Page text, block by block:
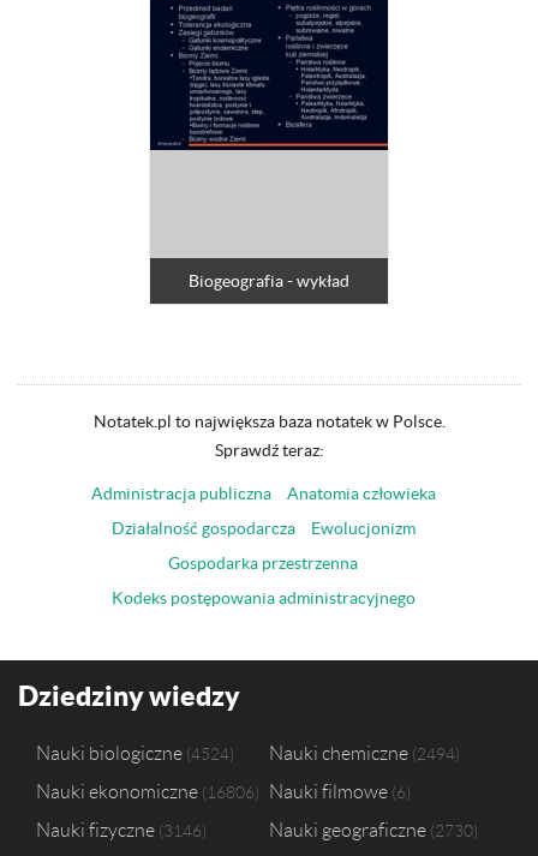
Biogeografia - wykład
Notatek.pl to największa baza notatek w Polsce.
Sprawdź teraz:
Administracja publiczna
Anatomia człowieka
Działalność gospodarcza
Ewolucjonizm
Gospodarka przestrzenna
Kodeks postępowania administracyjnego
Dziedziny wiedzy
Nauki biologiczne 4524 Nauki chemiczne 2494
Nauki ekonomiczne 16806 Nauki filmowe 6
Nauki fizyczne 3146 Nauki geograficzne 2730